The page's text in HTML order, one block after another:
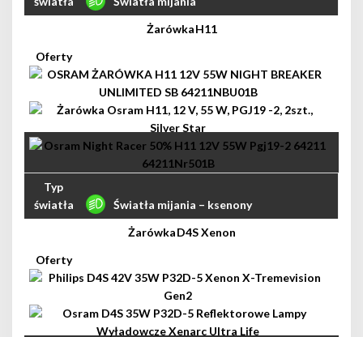
H11
Światła mijania – ksenony
D4S Xenon